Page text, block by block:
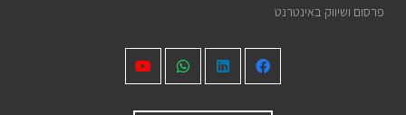
פרסום ושיווק באינטרנט